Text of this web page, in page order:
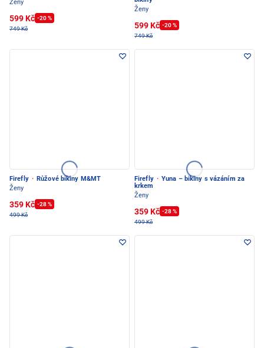
Ženy
599 Kč -20 %
749 Kč
Ženy
599 Kč -20 %
749 Kč
Firefly · Růžové bikiny M&MT
Ženy
359 Kč -28 %
499 Kč
Firefly · Yuna – bikiny s vázáním za
krkem
Ženy
359 Kč -28 %
499 Kč